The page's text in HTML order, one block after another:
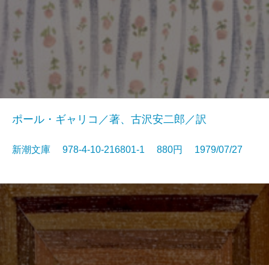
ポール・ギャリコ／著、古沢安二郎／訳
新潮文庫 978-4-10-216801-1 880円 1979/07/27